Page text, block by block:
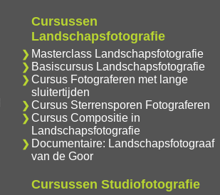
Cursussen
Landschapsfotografie
Masterclass Landschapsfotografie
Basiscursus Landschapsfotografie
Cursus Fotograferen met lange
sluitertijden
Cursus Sterrensporen Fotograferen
Cursus Compositie in
Landschapsfotografie
Documentaire: Landschapsfotograaf
van de Goor
Cursussen Studiofotografie